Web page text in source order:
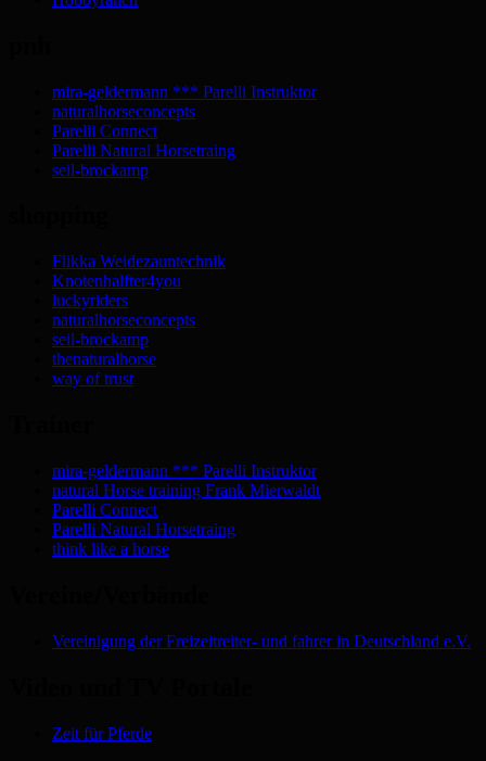
mira-geldermann *** Parelli Instruktor
naturalhorseconcepts
Parelli Connect
Parelli Natural Horsetraing
seil-brockamp
Flikka Weidezauntechnik
Knotenhalfter4you
luckyriders
naturalhorseconcepts
seil-brockamp
thenaturalhorse
way of trust
mira-geldermann *** Parelli Instruktor
natural Horse training Frank Mierwaldt
Parelli Connect
Parelli Natural Horsetraing
think like a horse
Vereinigung der Freizeitreiter- und fahrer in Deutschland e.V.
Zeit für Pferde